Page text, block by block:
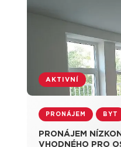
AKTIVNÍ
PRONÁJEM BYT
PRONÁJEM
VHODNÉHO PRO